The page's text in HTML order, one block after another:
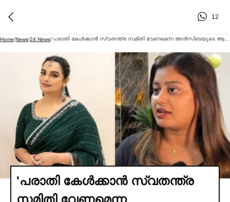
12
Home/News/24 News/ 'പരാതി കേള്‍ക്കാന്‍ സ്വതന്ത്ര സമിതി വേണമെന്ന അന്‍സിബയുടെ ആവശ്യം അംഗീകരിച്ചു'; ശ്വേത മേനോന്‍
'പരാതി കേള്‍ക്കാന്‍ സ്വതന്ത്ര
സമിതി വേണമെന്ന